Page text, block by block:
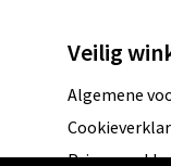
Veilig
Algemene